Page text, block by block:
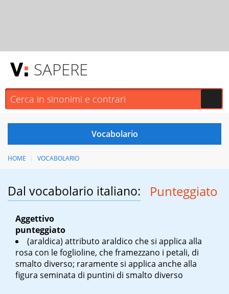
SAPERE
HOME VOCABOLARIO
Dal vocabolario italiano: Punteggiato
Aggettivo
punteggiato
(araldica) attributo araldico che si applica alla
rosa con le foglioline, che framezzano i petali, di
smalto diverso; raramente si applica anche alla
figura seminata di puntini di smalto diverso